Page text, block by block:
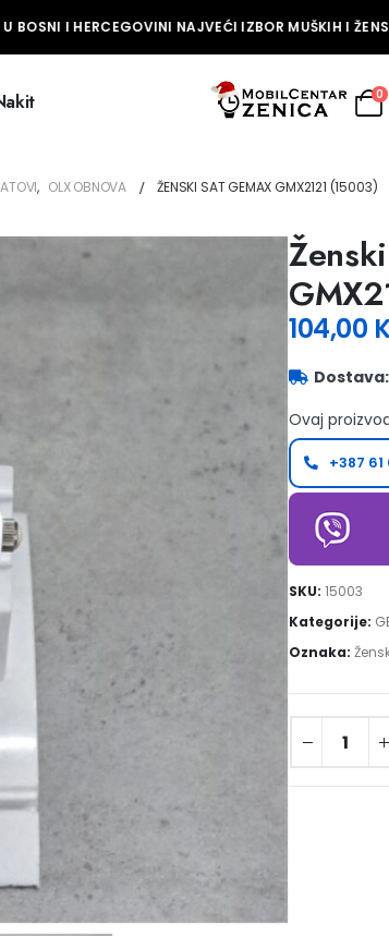
BOSNI I HERCEGOVINI NAJVEĆI IZBOR MUŠKIH I
0
, OLX OBNOVA ŽENSKI SAT GEMAX GMX2121 (15003)
104,00
Dostava:
Ovaj
+387
SKU: 15003
Kategorije:
Oznaka: